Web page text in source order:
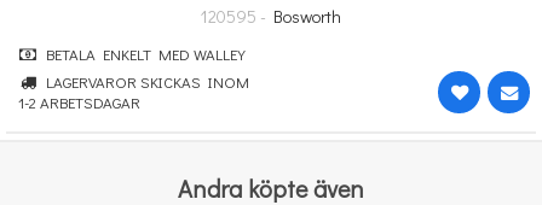
120595 - Bosworth
BETALA ENKELT MED WALLEY
LAGERVAROR SKICKAS INOM
1-2 ARBETSDAGAR
Andra köpte även